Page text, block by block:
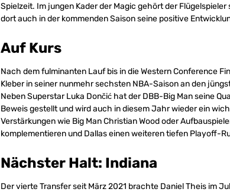
Spielzeit. Im jungen Kader der Magic gehört der
dort auch in der kommenden Saison seine positive
Auf Kurs
Nach dem fulminanten Lauf bis in die Western Conference
Kleber in seiner nunmehr sechsten NBA-Saison an den
Neben Superstar Luka Dončić hat der DBB-Big Man seine
Beweis gestellt und wird auch in diesem Jahr wieder ein
Verstärkungen wie Big Man Christian Wood oder
komplementieren und Dallas einen weiteren tiefen Playoff-
Nächster Halt: Indiana
Der vierte Transfer seit März 2021 brachte Daniel Theis im